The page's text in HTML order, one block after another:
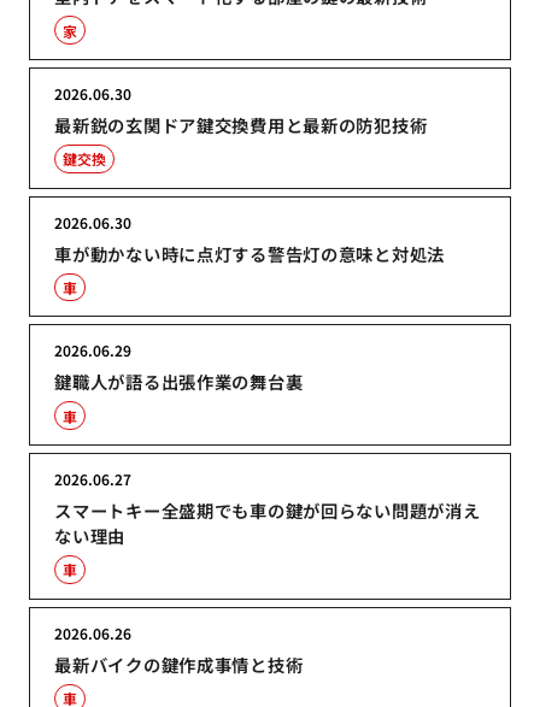
家
最新鋭の玄関ドア鍵交換費用と最新の防犯技術
2026.06.30
鍵交換
車が動かない時に点灯する警告灯の意味と対処法
2026.06.30
車
鍵職人が語る出張作業の舞台裏
2026.06.29
車
スマートキー全盛期でも車の鍵が回らない問題が消え
ない理由
2026.06.27
車
最新バイクの鍵作成事情と技術
2026.06.26
車